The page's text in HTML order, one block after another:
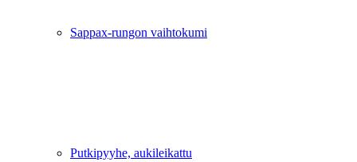
Sappax-rungon vaihtokumi
Putkipyyhe, aukileikattu